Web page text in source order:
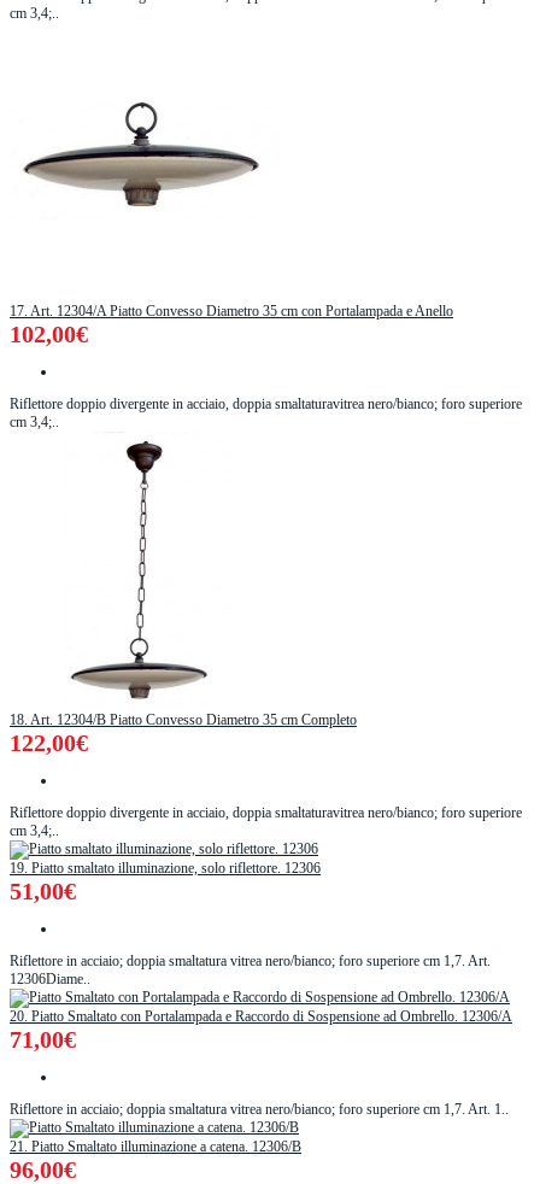
cm 3,4;..
17. Art. 12304/A Piatto Convesso Diametro 35 cm con Portalampada e Anello
102,00€
Riflettore doppio divergente in acciaio, doppia smaltaturavitrea nero/bianco; foro superiore
cm 3,4;..
18. Art. 12304/B Piatto Convesso Diametro 35 cm Completo
122,00€
Riflettore doppio divergente in acciaio, doppia smaltaturavitrea nero/bianco; foro superiore
cm 3,4;..
19. Piatto smaltato illuminazione, solo riflettore. 12306
51,00€
Riflettore in acciaio; doppia smaltatura vitrea nero/bianco; foro superiore cm 1,7. Art.
12306Diame..
20. Piatto Smaltato con Portalampada e Raccordo di Sospensione ad Ombrello. 12306/A
71,00€
Riflettore in acciaio; doppia smaltatura vitrea nero/bianco; foro superiore cm 1,7. Art. 1..
21. Piatto Smaltato illuminazione a catena. 12306/B
96,00€